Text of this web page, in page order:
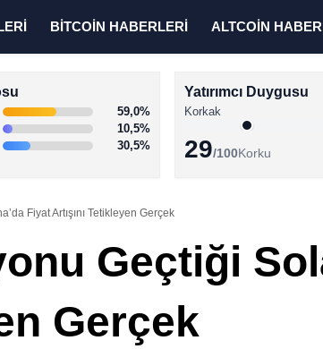
BİTCOİN HABERLERİ ALTCOİN
59,0%
10,5%
30,5%
Yatırımcı Duygusu
Korkak
29/100Korku
Fiyat Artışını Tetikleyen Gerçek
Geçtiği
Gerçek